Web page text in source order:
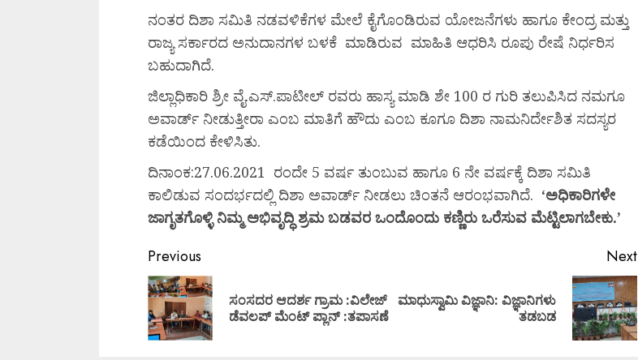
ನಂತರ ದಿಶಾ ಸಮಿತಿ ನಡವಳಿಕೆಗಳ ಮೇಲೆ ಕೈಗೊಂಡಿರುವ ಯೋಜನೆಗಳು ಹಾಗೂ ಕೇಂದ್ರ ಮತ್ತು
ರಾಜ್ಯ ಸರ್ಕಾರದ ಅನುದಾನಗಳ ಬಳಕೆ ಮಾಡಿರುವ ಮಾಹಿತಿ ಆಧರಿಸಿ ರೂಪು ರೇಷೆ ನಿರ್ಧರಿಸ
ಬಹುದಾಗಿದೆ.
ಜಿಲ್ಲಾಧಿಕಾರಿ ಶ್ರೀ ವೈ.ಎಸ್.ಪಾಟೀಲ್ ರವರು ಹಾಸ್ಯ ಮಾಡಿ ಶೇ 100 ರ ಗುರಿ ತಲುಪಿಸಿದ ನಮಗೂ
ಅವಾರ್ಡ್ ನೀಡುತ್ತೀರಾ ಎಂಬ ಮಾತಿಗೆ ಹೌದು ಎಂಬ ಕೂಗೂ ದಿಶಾ ನಾಮನಿರ್ದೇಶಿತ ಸದಸ್ಯರ
ಕಡೆಯಿಂದ ಕೇಳಿಸಿತು.
ದಿನಾಂಕ:27.06.2021 ರಂದೇ 5 ವರ್ಷ ತುಂಬುವ ಹಾಗೂ 6 ನೇ ವರ್ಷಕ್ಕೆ ದಿಶಾ ಸಮಿತಿ
ಕಾಲಿಡುವ ಸಂದರ್ಭದಲ್ಲಿ ದಿಶಾ ಅವಾರ್ಡ್ ನೀಡಲು ಚಿಂತನೆ ಆರಂಭವಾಗಿದೆ. ‘ಅಧಿಕಾರಿಗಳೇ
ಜಾಗೃತಗೊಳ್ಳಿ ನಿಮ್ಮಅಭಿವೃದ್ಧಿ ಶ್ರಮಬಡವರ ಒಂದೊಂದು ಕಣ್ಣಿರು ಒರೆಸುವ ಮೆಟ್ಟಿಲಾಗಬೇಕು.’
Previous
ಸಂಸದರ ಆದರ್ಶ ಗ್ರಾಮ :ವಿಲೇಜ್
ಡೆವಲಪ್ ಮೆಂಟ್ ಪ್ಲಾನ್ :ತಪಾಸಣೆ
Next
ಮಾಧುಸ್ವಾಮಿ ವಿಜ್ಞಾನಿ: ವಿಜ್ಞಾನಿಗಳು
ತಡಬಡ